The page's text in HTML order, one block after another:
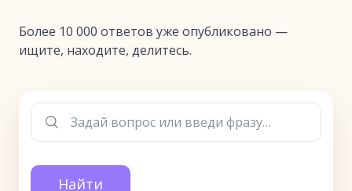
Более 10 000 ответов уже опубликовано —
ищите, находите, делитесь.
Найти